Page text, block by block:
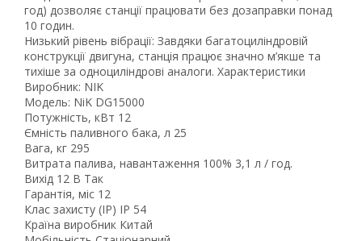
90
19
21
63
год) дозволяє станції працювати без дозаправки понад
10 годин.
Низький рівень вібрації: Завдяки багатоциліндровій
конструкції двигуна, станція працює значно м’якше та
тихіше за одноциліндрові аналоги. Характеристики
Виробник: NIK
Модель: NiK DG15000
Потужність, кВт 12
Ємність паливного бака, л 25
Вага, кг 295
Витрата палива, навантаження 100% 3,1 л / год.
Вихід 12 В Так
Гарантія, міс 12
Клас захисту (IP) IP 54
Країна виробник Китай